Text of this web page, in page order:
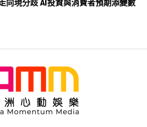
向現分歧 AI投資與消費者預期添變數